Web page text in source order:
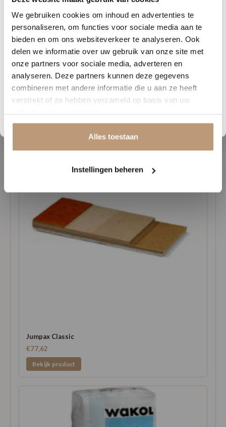
6
DAGEN
17
UREN
06
MINUTEN
36
SECONDEN
Nu tijdelijk 10% korting op
jouw vloer
Vraag snel een offerte aan en bespaar direct.
Bekijk plak PVC vloeren
We gebruiken cookies om inhoud en advertenties te
personaliseren, om functies voor sociale media aan te
bieden en om ons websiteverkeer te analyseren. Ook
delen we informatie over uw gebruik van onze site met
onze partners voor sociale media, adverteren en
analyseren. Deze partners kunnen deze gegevens
combineren met andere informatie die u aan ze heeft
verstrekt of ze hebben verzameld op basis van uw
Alles toestaan
Instellingen beheren
hebt om van je interieur te genieten. Deze combinatie van stijl en
functionaliteit maakt de Parramatta een uitstekende basis voor elk
interieur.
Kom langs bij Vloerenhuys de Veluwe om de Parramatta PVC-vloer
zelf te ervaren en vraag vrijblijvend een offerte aan!
Gerelateerde producten
Jumpax Classic
€77,62
Bekijk product